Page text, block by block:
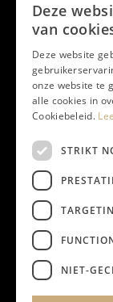
Magazine
Adverteren
Algemeen
Deze
van
Deze website
onze website te
alle cookies in
Cookiebeleid.
STRIKT
NIET-